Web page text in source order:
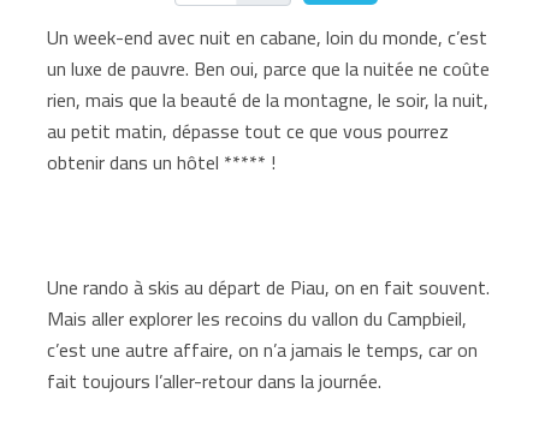
Un week-end avec nuit en cabane, loin du monde, c’est
un luxe de pauvre. Ben oui, parce que la nuitée ne coûte
rien, mais que la beauté de la montagne, le soir, la nuit,
au petit matin, dépasse tout ce que vous pourrez
obtenir dans un hôtel ***** !
Une rando à skis au départ de Piau, on en fait souvent.
Mais aller explorer les recoins du vallon du Campbieil,
c’est une autre affaire, on n’a jamais le temps, car on
fait toujours l’aller-retour dans la journée.